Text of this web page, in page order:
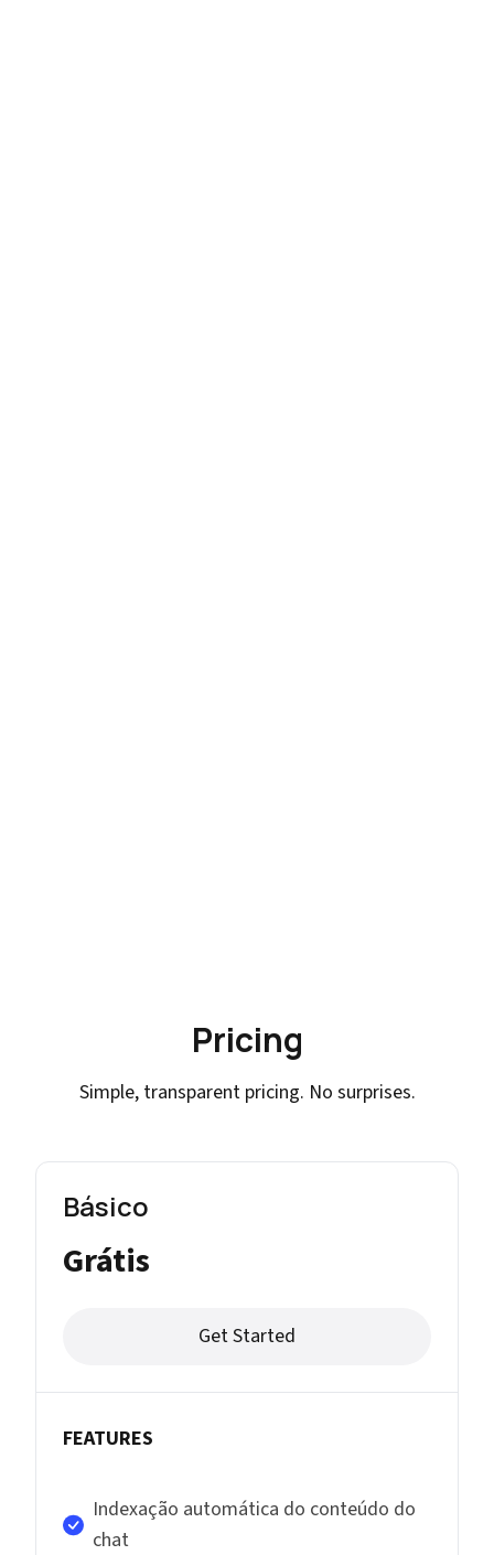
Pricing
Simple, transparent pricing. No surprises.
Básico
Grátis
Get Started
FEATURES
Indexação automática do conteúdo do
chat